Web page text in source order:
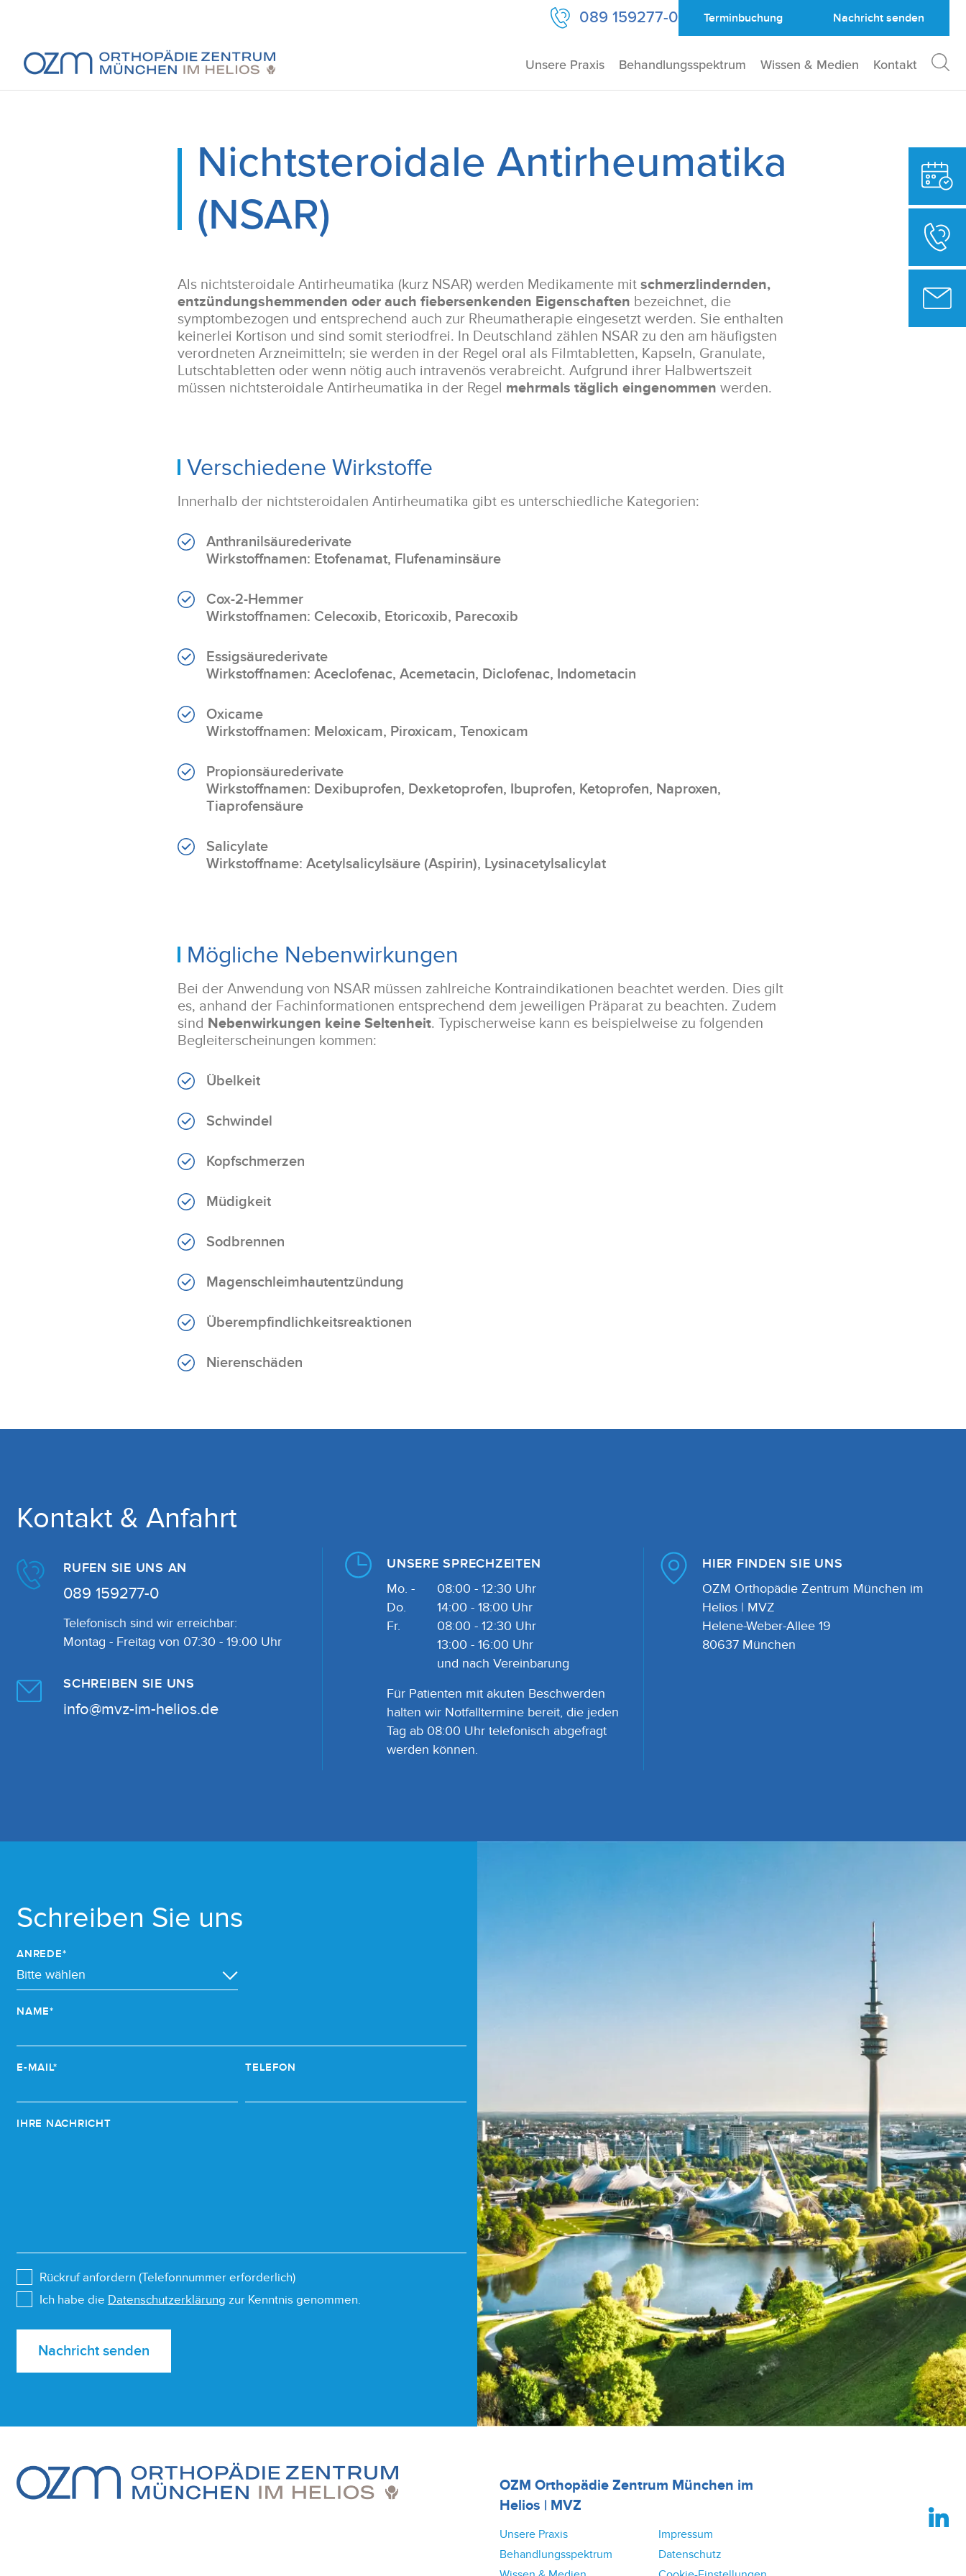
Diese Webseite verwendet Cookies
unsere Website zu analysieren. Außerdem geben wir Informationen zu Ihrer Verwendung unserer Website an unsere
Partner, Werbung und Analysen weiter. Unsere Partner führen diese Informationen möglicherweise mit weiteren Daten
geben Einwilligung zu unseren Cookies, wenn Sie unsere Webseite weiterhin nutzen.
Unsere Praxis Behandlungsspektrum Wissen & Medien Kontakt
Nichtsteroidale Antirheumatika
(NSAR)
Als nichtsteroidale Antirheumatika (kurz NSAR) werden Medikamente mit schmerzlindernden,
entzündungshemmenden oder auch fiebersenkenden Eigenschaften bezeichnet, die
symptombezogen und entsprechend auch zur Rheumatherapie eingesetzt werden. Sie enthalten
keinerlei Kortison und sind somit steriodfrei. In Deutschland zählen NSAR zu den am häufigsten
verordneten Arzneimitteln; sie werden in der Regel oral als Filmtabletten, Kapseln, Granulate,
Lutschtabletten oder wenn nötig auch intravenös verabreicht. Aufgrund ihrer Halbwertszeit
müssen nichtsteroidale Antirheumatika in der Regel mehrmals täglich eingenommen werden.
Verschiedene Wirkstoffe
Innerhalb der nichtsteroidalen Antirheumatika gibt es unterschiedliche Kategorien:
Anthranilsäurederivate
Wirkstoffnamen: Etofenamat, Flufenaminsäure
Cox-2-Hemmer
Wirkstoffnamen: Celecoxib, Etoricoxib, Parecoxib
Essigsäurederivate
Wirkstoffnamen: Aceclofenac, Acemetacin, Diclofenac, Indometacin
Oxicame
Wirkstoffnamen: Meloxicam, Piroxicam, Tenoxicam
Propionsäurederivate
Wirkstoffnamen: Dexibuprofen, Dexketoprofen, Ibuprofen, Ketoprofen, Naproxen,
Tiaprofensäure
Salicylate
Wirkstoffname: Acetylsalicylsäure (Aspirin), Lysinacetylsalicylat
Mögliche Nebenwirkungen
Bei der Anwendung von NSAR müssen zahlreiche Kontraindikationen beachtet werden. Dies gilt
es, anhand der Fachinformationen entsprechend dem jeweiligen Präparat zu beachten. Zudem
sind Nebenwirkungen keine Seltenheit. Typischerweise kann es beispielweise zu folgenden
Begleiterscheinungen kommen:
Übelkeit
Schwindel
Kopfschmerzen
Müdigkeit
Sodbrennen
Magenschleimhautentzündung
Überempfindlichkeitsreaktionen
Nierenschäden
Kontakt & Anfahrt
RUFEN SIE UNS AN
089 159277-0
Telefonisch sind wir erreichbar:
Montag - Freitag von 07:30 - 19:00 Uhr
SCHREIBEN SIE UNS
info@mvz-im-helios.de
UNSERE SPRECHZEITEN
Mo. -
Do.
08:00 - 12:30 Uhr
14:00 - 18:00 Uhr
Fr.
08:00 - 12:30 Uhr
13:00 - 16:00 Uhr
und nach Vereinbarung
Für Patienten mit akuten Beschwerden
halten wir Notfalltermine bereit, die jeden
Tag ab 08:00 Uhr telefonisch abgefragt
werden können.
HIER FINDEN SIE UNS
OZM Orthopädie Zentrum München im
Helios | MVZ
Helene-Weber-Allee 19
80637 München
Schreiben Sie uns
ANREDE*
NAME*
E-MAIL* TELEFON
IHRE NACHRICHT
Rückruf anfordern (Telefonnummer erforderlich)
Ich habe die Datenschutzerklärung zur Kenntnis genommen.
Nachricht senden
OZM Orthopädie Zentrum München im
Helios | MVZ
Unsere Praxis
Behandlungsspektrum
Impressum
Datenschutz
089 159277-0 Terminbuchung Nachricht senden